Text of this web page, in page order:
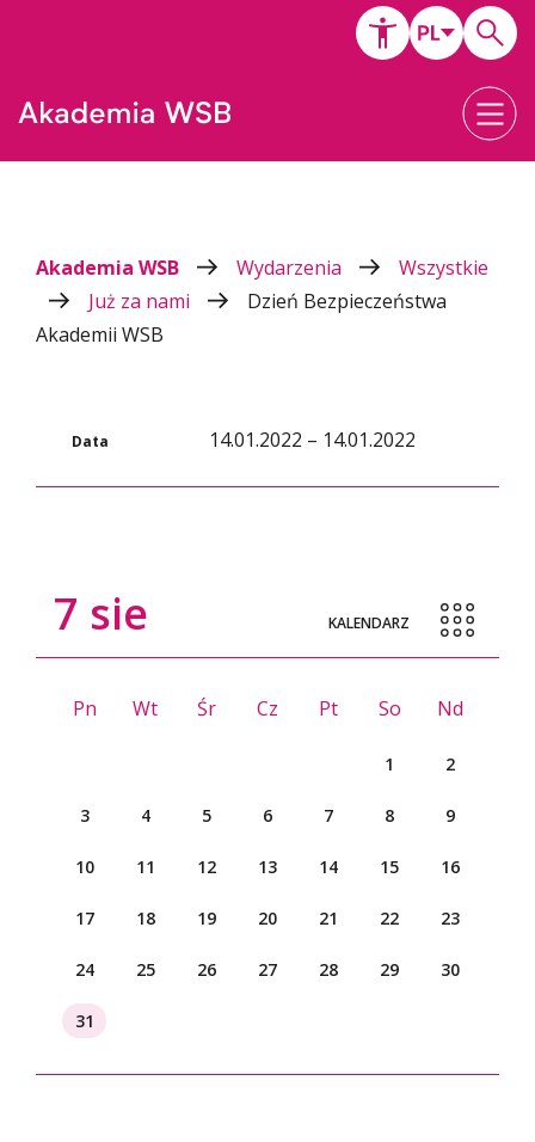
Akademia WSB Wydarzenia
Wszystkie
Już za nami
Dzień Bezpieczeństwa
Akademii WSB
Data 14.01.2022 – 14.01.2022
7 sie KALENDARZ
Pn Wt Śr Cz Pt So Nd
1 2
3 4 5 6 7 8 9
10 11 12 13 14 15 16
17 18 19 20 21 22 23
24 25 26 27 28 29 30
31